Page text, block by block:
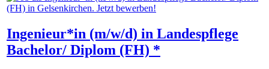
Ingenieur*in (m/w/d) in Landespflege
Bachelor/ Diplom (FH) *